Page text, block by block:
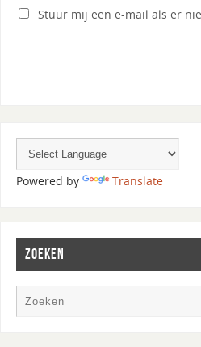
Stuur mij een e-mail als er
Powered by Translate
ZOEKEN